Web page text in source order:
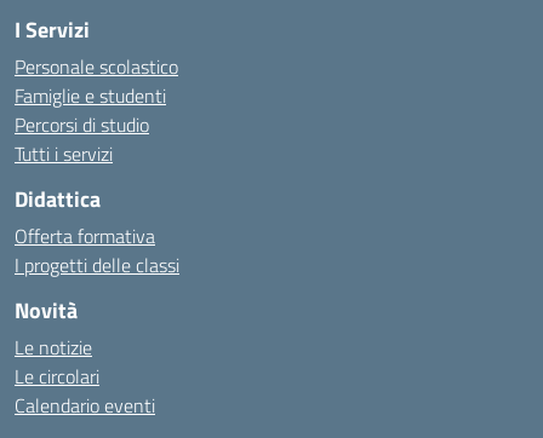
I Servizi
Personale scolastico
Famiglie e studenti
Percorsi di studio
Tutti i servizi
Didattica
Offerta formativa
I progetti delle classi
Novità
Le notizie
Le circolari
Calendario eventi